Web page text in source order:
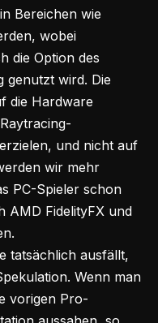
Bereichen wie
wobei
die Option des
genutzt wird. Die
die Hardware
und nicht auf
wir mehr
PC-Spieler schon
AMD FidelityFX und
tatsächlich ausfällt,
Wenn man
vorigen Pro-